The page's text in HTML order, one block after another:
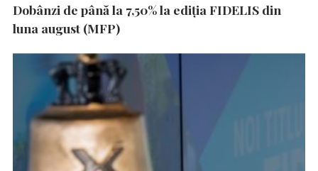
Dobânzi de până la 7,50% la ediția FIDELIS din
luna august (MFP)